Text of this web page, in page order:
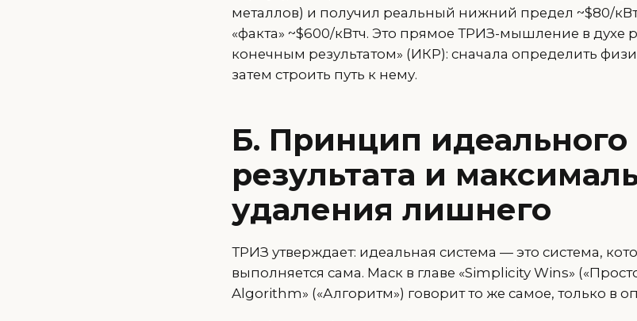
металлов) и получил реальный нижний предел ~$80/
«факта» ~$600/кВтч. Это прямое ТРИЗ-мышление в духе
конечным результатом» (ИКР): сначала определить
затем строить путь к нему.
Б. Принцип идеального
результата и
удаления лишнего
ТРИЗ утверждает: идеальная система — это система,
выполняется сама. Маск в главе «Simplicity Wins»
Algorithm» («Алгоритм») говорит то же самое, только в